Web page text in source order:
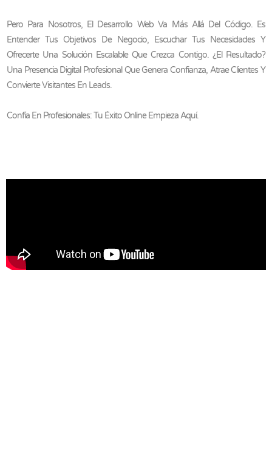
Pero Para Nosotros, El Desarrollo Web Va Más Allá Del Código. Es
Entender Tus Objetivos De Negocio, Escuchar Tus Necesidades Y
Ofrecerte Una Solución Escalable Que Crezca Contigo. ¿El Resultado?
Una Presencia Digital Profesional Que Genera Confianza, Atrae Clientes Y
Convierte Visitantes En Leads.
Confía En Profesionales: Tu Éxito Online Empieza Aquí.